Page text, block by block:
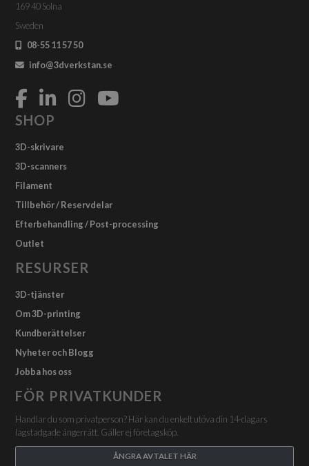
169 40 Solna
Sweden
08-55 11 57 50
info@3dverkstan.se
SHOP
3D-skrivare
3D-scanners
Filament
Tillbehör / Reservdelar
Efterbehandling / Post-processing
Outlet
RESURSER
3D-tjänster
Om 3D-printing
Kundberättelser
Nyheter och Blogg
Jobba hos oss
FÖR PRIVATKUNDER
Handlar du som privatperson? Här kan du enkelt utöva din 14-dagars
lagstadgade ångerrätt. Gäller ej företagsköp.
ÅNGRA AVTALET HÄR